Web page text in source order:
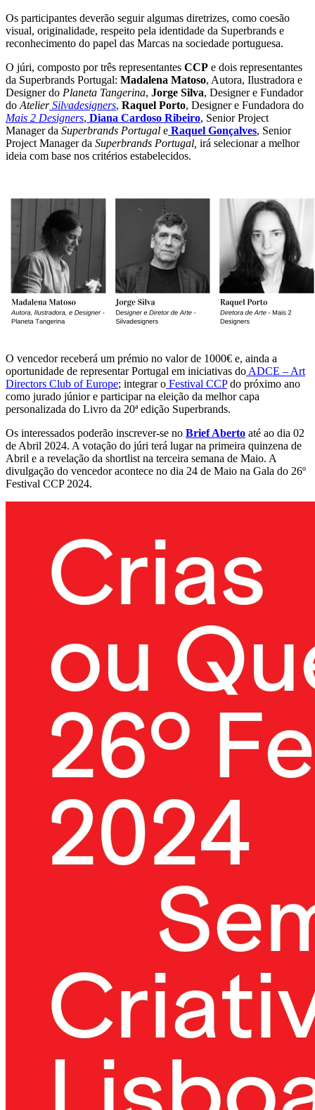
Os participantes deverão seguir algumas diretrizes, como coesão
visual, originalidade, respeito pela identidade da Superbrands e
reconhecimento do papel das Marcas na sociedade portuguesa.
O júri, composto por três representantes CCP e dois representantes
da Superbrands Portugal: Madalena Matoso, Autora, Ilustradora e
Designer do Planeta Tangerina, Jorge Silva, Designer e Fundador
do Atelier Silvadesigners, Raquel Porto, Designer e Fundadora do
Mais 2 Designers, Diana Cardoso Ribeiro, Senior Project
Manager da Superbrands Portugal e Raquel Gonçalves, Senior
Project Manager da Superbrands Portugal, irá selecionar a melhor
ideia com base nos critérios estabelecidos.
O vencedor receberá um prémio no valor de 1000€ e, ainda a
oportunidade de representar Portugal em iniciativas do ADCE – Art
Directors Club of Europe; integrar o Festival CCPdo próximo ano
como jurado júnior e participar na eleição da melhor capa
personalizada do Livro da 20ª edição Superbrands.
Os interessados poderão inscrever-se no Brief Aberto até ao dia 02
de Abril 2024. A votação do júri terá lugar na primeira quinzena de
Abril e a revelação da shortlist na terceira semana de Maio. A
divulgação do vencedor acontece no dia 24 de Maio na Gala do 26º
Festival CCP 2024.